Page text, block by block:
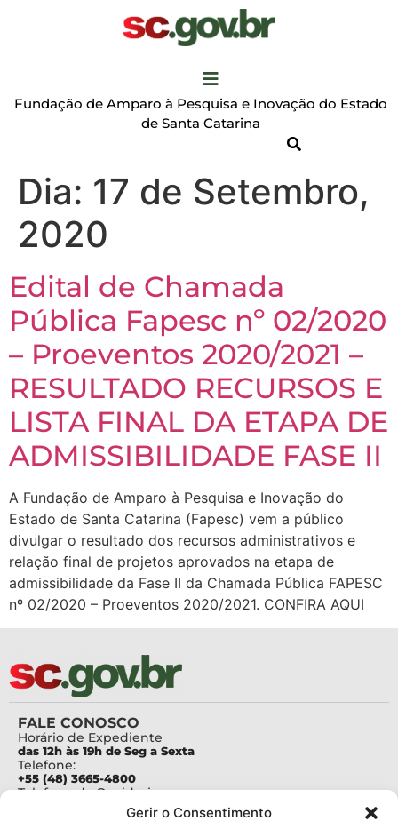
Gerir o Consentimento
Fundação de Amparo à Pesquisa e Inovação do Estado
de Santa Catarina
Dia: 17 de Setembro,
2020
Edital de Chamada
Pública Fapesc nº 02/2020
– Proeventos 2020/2021 –
RESULTADO RECURSOS E
LISTA FINAL DA ETAPA DE
ADMISSIBILIDADE FASE II
A Fundação de Amparo à Pesquisa e Inovação do
Estado de Santa Catarina (Fapesc) vem a público
divulgar o resultado dos recursos administrativos e
relação final de projetos aprovados na etapa de
admissibilidade da Fase II da Chamada Pública FAPESC
nº 02/2020 – Proeventos 2020/2021. CONFIRA AQUI
FALE CONOSCO
Horário de Expediente
das 12h às 19h de Seg a Sexta
Telefone:
+55 (48) 3665-4800
Telefone da Ouvidoria